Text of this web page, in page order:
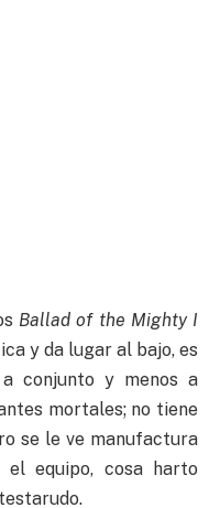
Ballad of the Mighty I
y da lugar al bajo, es
conjunto y menos a
mortales; no tiene
se le ve manufactura
equipo, cosa harto